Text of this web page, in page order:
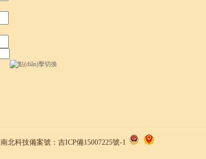
南北科技備案號：吉ICP備15007225號-1